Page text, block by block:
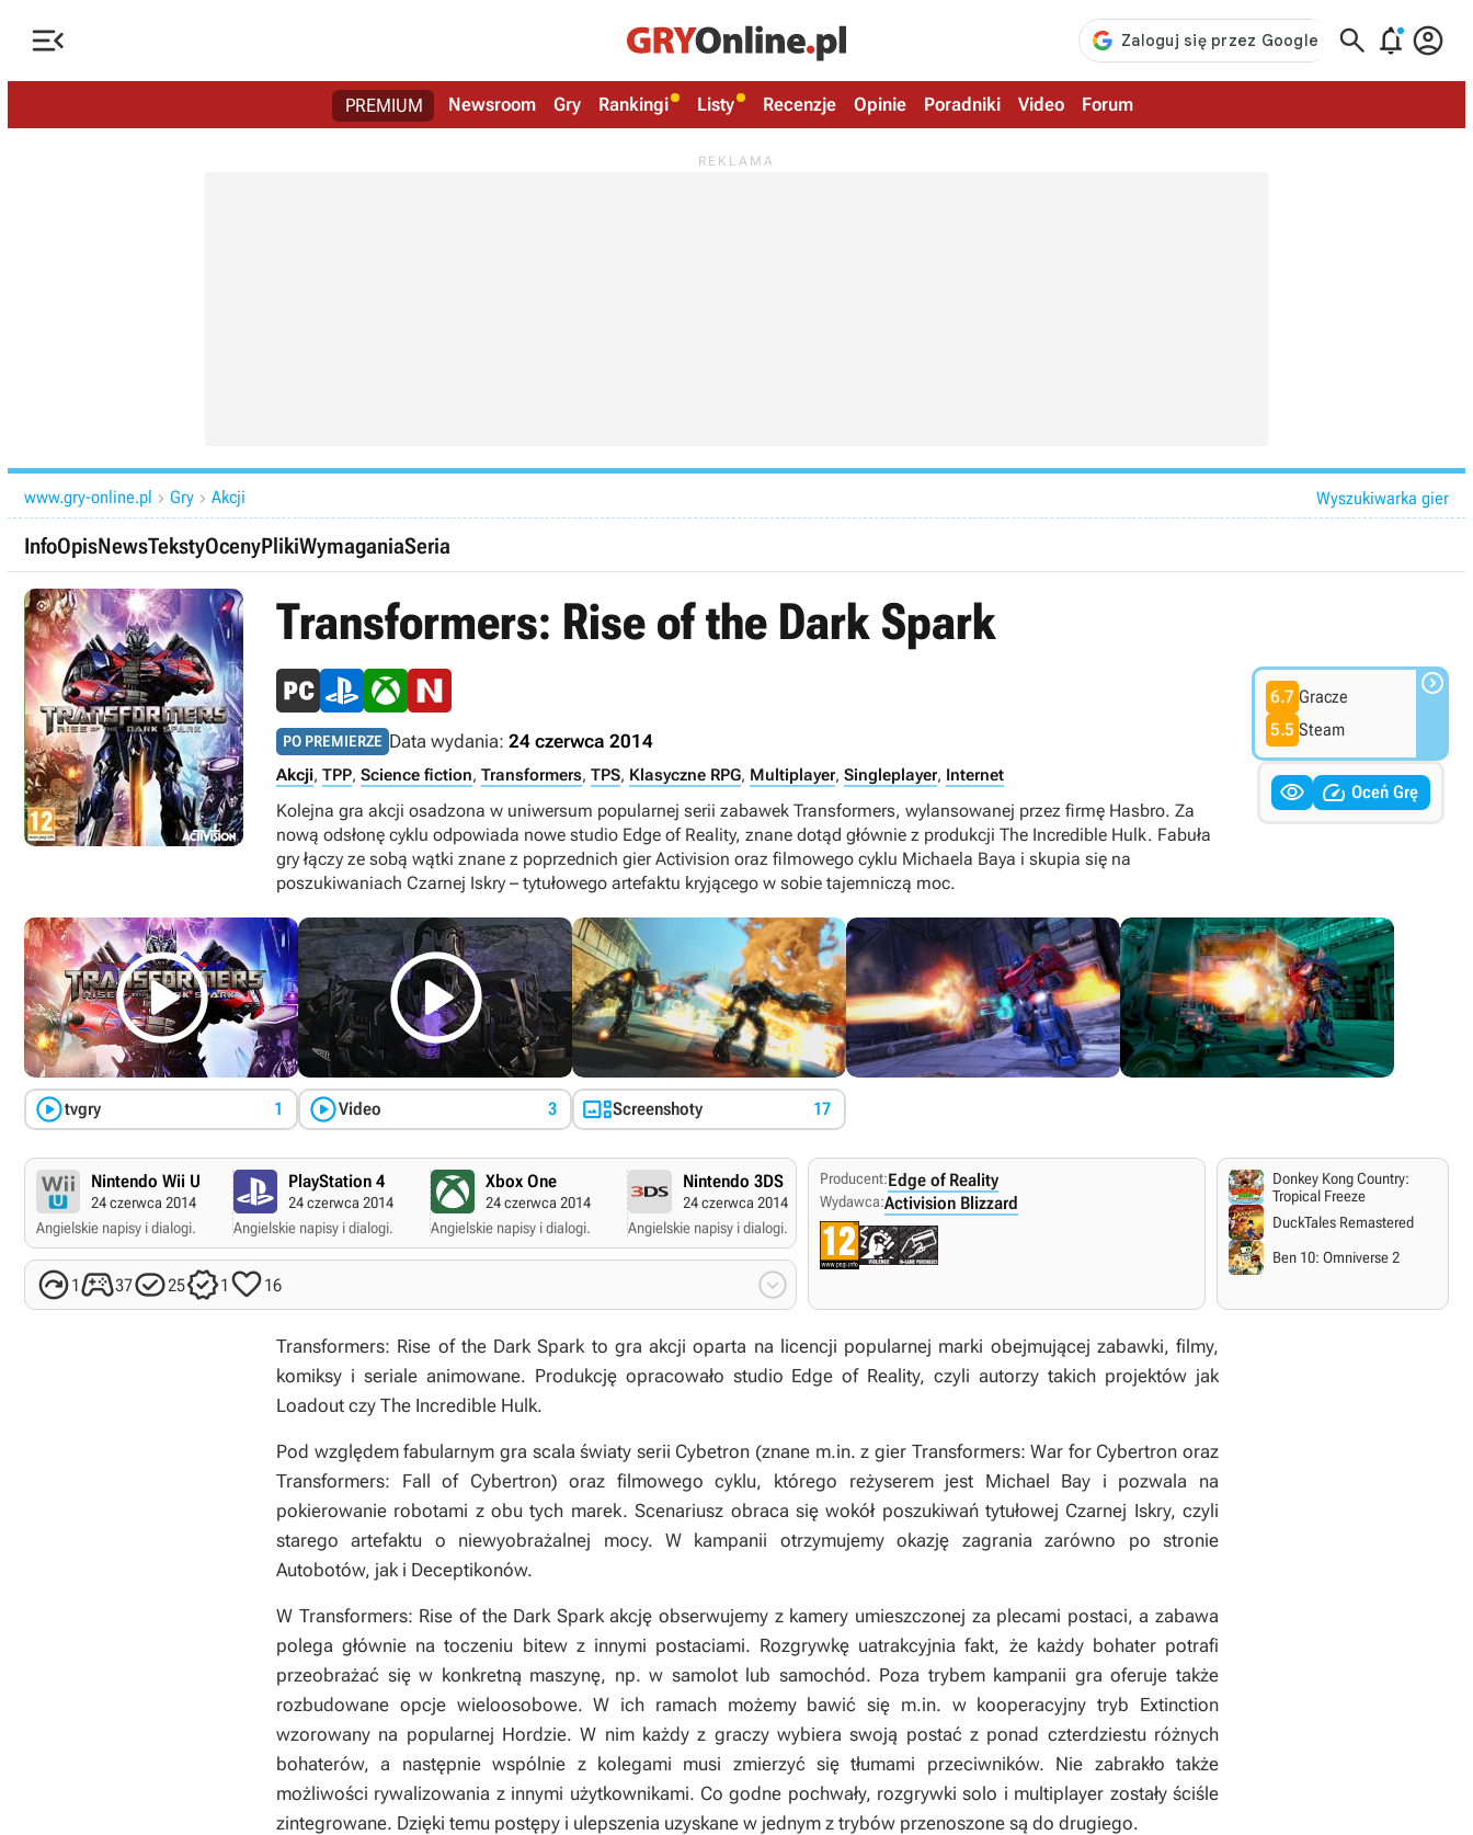
   
PREMIUM Newsroom Gry Rankingi Listy Recenzje Opinie Poradniki Video Forum
www.gry-online.pl  Gry  Akcji Wyszukiwarka gier
InfoOpisNewsTekstyOcenyPlikiWymaganiaSeria
Transformers: Rise of the Dark Spark
PO PREMIERZE Data wydania: 24 czerwca 2014
Akcji, TPP, Science fiction, Transformers, TPS, Klasyczne RPG, Multiplayer, Singleplayer, Internet
Kolejna gra akcji osadzona w uniwersum popularnej serii zabawek Transformers, wylansowanej przez firmę Hasbro. Za
nową odsłonę cyklu odpowiada nowe studio Edge of Reality, znane dotąd głównie z produkcji The Incredible Hulk. Fabuła
gry łączy ze sobą wątki znane z poprzednich gier Activision oraz filmowego cyklu Michaela Baya i skupia się na
poszukiwaniach Czarnej Iskry – tytułowego artefaktu kryjącego w sobie tajemniczą moc.
6.7 Gracze
5.5 Steam

  Oceń Grę

tvgry 1

Video 3 Screenshoty 17
Nintendo Wii U
24 czerwca 2014
Angielskie napisy i dialogi.
PlayStation 4
24 czerwca 2014
Angielskie napisy i dialogi.
Xbox One
24 czerwca 2014
Angielskie napisy i dialogi.
Nintendo 3DS
24 czerwca 2014
Angielskie napisy i dialogi.
PC Windows
24 czerwca 2014
Angielskie napisy i dialogi.
PlayStation 3
24 czerwca 2014
Angielskie napisy i dialogi.
137251 16 
Producent:Edge of Reality
Wydawca:Activision Blizzard
Donkey Kong Country:
Tropical Freeze
DuckTales Remastered
Ben 10: Omniverse 2
Transformers: Rise of the Dark Sparkto gra akcji oparta na licencji popularnej marki obejmującej zabawki, filmy,
komiksy i seriale animowane. Produkcję opracowało studio Edge of Reality, czyli autorzy takich projektów jak
Loadout czy The Incredible Hulk.
Pod względem fabularnym gra scala światy serii Cybetron (znane m.in. z gier Transformers: War for Cybertron oraz
Transformers: Fall of Cybertron) oraz filmowego cyklu, którego reżyserem jest Michael Bay i pozwala na
pokierowanie robotami z obu tych marek. Scenariusz obraca się wokół poszukiwań tytułowej Czarnej Iskry, czyli
starego artefaktu o niewyobrażalnej mocy. W kampanii otrzymujemy okazję zagrania zarówno po stronie
Autobotów, jak i Deceptikonów.
W Transformers: Rise of the Dark Sparkakcję obserwujemy z kamery umieszczonej za plecami postaci, a zabawa
polega głównie na toczeniu bitew z innymi postaciami. Rozgrywkę uatrakcyjnia fakt, że każdy bohater potrafi
przeobrażać się w konkretną maszynę, np. w samolot lub samochód. Poza trybem kampanii gra oferuje także
rozbudowane opcje wieloosobowe. W ich ramach możemy bawić się m.in. w kooperacyjny tryb Extinction
wzorowany na popularnej Hordzie. W nim każdy z graczy wybiera swoją postać z ponad czterdziestu różnych
bohaterów, a następnie wspólnie z kolegami musi zmierzyć się tłumami przeciwników. Nie zabrakło także
możliwości rywalizowania z innymi użytkownikami. Co godne pochwały, rozgrywki solo i multiplayer zostały ściśle
zintegrowane. Dzięki temu postępy i ulepszenia uzyskane w jednym z trybów przenoszone są do drugiego.